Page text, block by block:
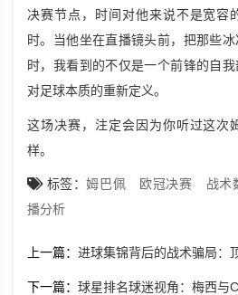
决赛节点，时间对他来说不是宽容
时。当他坐在直播镜头前，把那些
时，我看到的不仅是一个前锋的自
对足球本质的重新定义。
这场决赛，注定会因为你听过这次
样。
标签：姆巴佩 欧冠决赛 战术
播分析
上一篇： 进球集锦背后的战术骗局：顶
下一篇： 球星排名球迷视角：梅西与C罗之